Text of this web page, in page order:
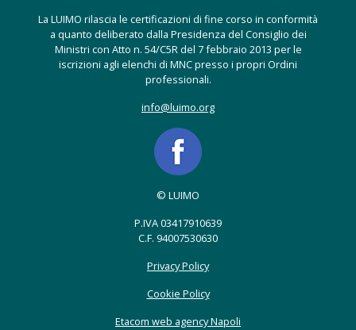
La LUIMO rilascia le certificazioni di fine corso in conformità
a quanto deliberato dalla Presidenza del Consiglio dei
Ministri con Atto n. 54/C5R del 7 febbraio 2013 per le
iscrizioni agli elenchi di MNC presso i propri Ordini
professionali.
info@luimo.org
© LUIMO
P.IVA 03417910639
C.F. 94007530630
Privacy Policy
Cookie Policy
Etacom web agency Napoli